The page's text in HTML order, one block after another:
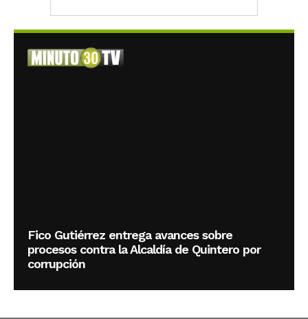
Fico Gutiérrez entrega avances sobre
procesos contra la Alcaldía de Quintero por
corrupción